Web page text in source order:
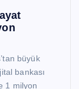
büyük
bankası
1 milyon